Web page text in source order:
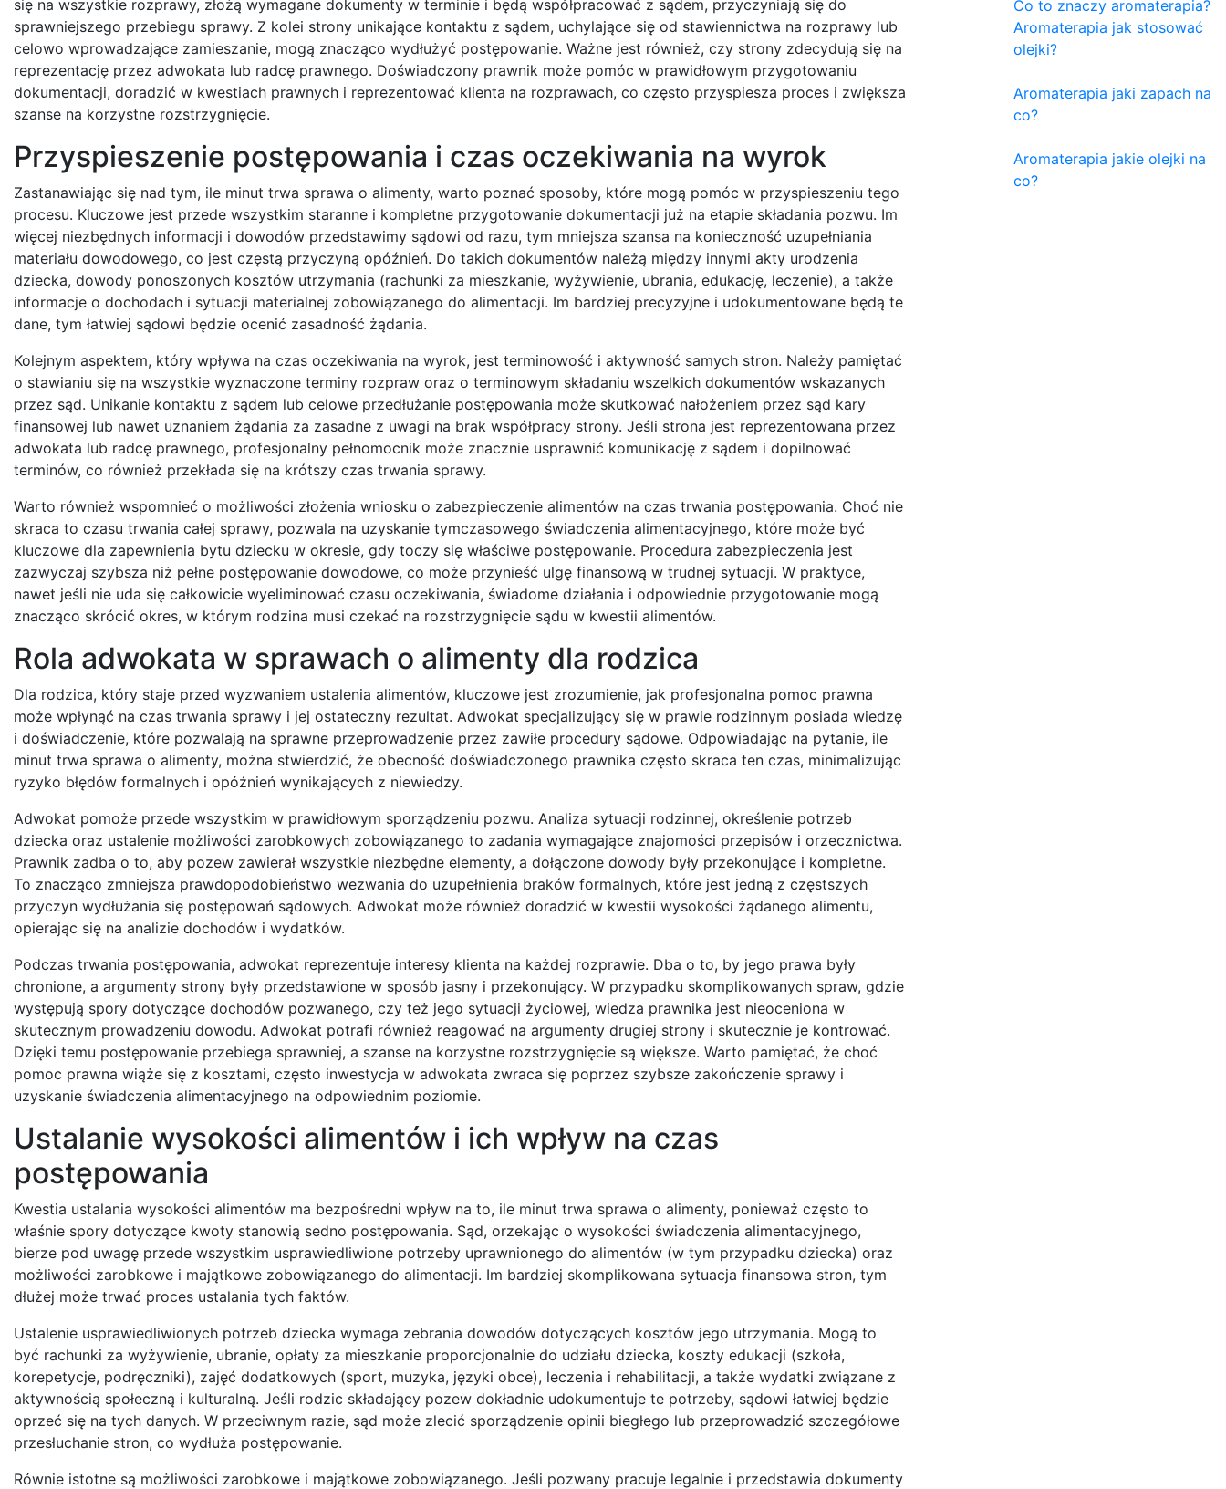
się na wszystkie rozprawy, złożą wymagane dokumenty w terminie i będą współpracować z sądem, przyczyniają się do
sprawniejszego przebiegu sprawy. Z kolei strony unikające kontaktu z sądem, uchylające się od stawiennictwa na rozprawy lub
celowo wprowadzające zamieszanie, mogą znacząco wydłużyć postępowanie. Ważne jest również, czy strony zdecydują się na
reprezentację przez adwokata lub radcę prawnego. Doświadczony prawnik może pomóc w prawidłowym przygotowaniu
dokumentacji, doradzić w kwestiach prawnych i reprezentować klienta na rozprawach, co często przyspiesza proces i zwiększa
szanse na korzystne rozstrzygnięcie.
Przyspieszenie postępowania i czas oczekiwania na wyrok
Zastanawiając się nad tym, ile minut trwa sprawa o alimenty, warto poznać sposoby, które mogą pomóc w przyspieszeniu tego
procesu. Kluczowe jest przede wszystkim staranne i kompletne przygotowanie dokumentacji już na etapie składania pozwu. Im
więcej niezbędnych informacji i dowodów przedstawimy sądowi od razu, tym mniejsza szansa na konieczność uzupełniania
materiału dowodowego, co jest częstą przyczyną opóźnień. Do takich dokumentów należą między innymi akty urodzenia
dziecka, dowody ponoszonych kosztów utrzymania (rachunki za mieszkanie, wyżywienie, ubrania, edukację, leczenie), a także
informacje o dochodach i sytuacji materialnej zobowiązanego do alimentacji. Im bardziej precyzyjne i udokumentowane będą te
dane, tym łatwiej sądowi będzie ocenić zasadność żądania.
Kolejnym aspektem, który wpływa na czas oczekiwania na wyrok, jest terminowość i aktywność samych stron. Należy pamiętać
o stawianiu się na wszystkie wyznaczone terminy rozpraw oraz o terminowym składaniu wszelkich dokumentów wskazanych
przez sąd. Unikanie kontaktu z sądem lub celowe przedłużanie postępowania może skutkować nałożeniem przez sąd kary
finansowej lub nawet uznaniem żądania za zasadne z uwagi na brak współpracy strony. Jeśli strona jest reprezentowana przez
adwokata lub radcę prawnego, profesjonalny pełnomocnik może znacznie usprawnić komunikację z sądem i dopilnować
terminów, co również przekłada się na krótszy czas trwania sprawy.
Warto również wspomnieć o możliwości złożenia wniosku o zabezpieczenie alimentów na czas trwania postępowania. Choć nie
skraca to czasu trwania całej sprawy, pozwala na uzyskanie tymczasowego świadczenia alimentacyjnego, które może być
kluczowe dla zapewnienia bytu dziecku w okresie, gdy toczy się właściwe postępowanie. Procedura zabezpieczenia jest
zazwyczaj szybsza niż pełne postępowanie dowodowe, co może przynieść ulgę finansową w trudnej sytuacji. W praktyce,
nawet jeśli nie uda się całkowicie wyeliminować czasu oczekiwania, świadome działania i odpowiednie przygotowanie mogą
znacząco skrócić okres, w którym rodzina musi czekać na rozstrzygnięcie sądu w kwestii alimentów.
Rola adwokata w sprawach o alimenty dla rodzica
Dla rodzica, który staje przed wyzwaniem ustalenia alimentów, kluczowe jest zrozumienie, jak profesjonalna pomoc prawna
może wpłynąć na czas trwania sprawy i jej ostateczny rezultat. Adwokat specjalizujący się w prawie rodzinnym posiada wiedzę
i doświadczenie, które pozwalają na sprawne przeprowadzenie przez zawiłe procedury sądowe. Odpowiadając na pytanie, ile
minut trwa sprawa o alimenty, można stwierdzić, że obecność doświadczonego prawnika często skraca ten czas, minimalizując
ryzyko błędów formalnych i opóźnień wynikających z niewiedzy.
Adwokat pomoże przede wszystkim w prawidłowym sporządzeniu pozwu. Analiza sytuacji rodzinnej, określenie potrzeb
dziecka oraz ustalenie możliwości zarobkowych zobowiązanego to zadania wymagające znajomości przepisów i orzecznictwa.
Prawnik zadba o to, aby pozew zawierał wszystkie niezbędne elementy, a dołączone dowody były przekonujące i kompletne.
To znacząco zmniejsza prawdopodobieństwo wezwania do uzupełnienia braków formalnych, które jest jedną z częstszych
przyczyn wydłużania się postępowań sądowych. Adwokat może również doradzić w kwestii wysokości żądanego alimentu,
opierając się na analizie dochodów i wydatków.
Podczas trwania postępowania, adwokat reprezentuje interesy klienta na każdej rozprawie. Dba o to, by jego prawa były
chronione, a argumenty strony były przedstawione w sposób jasny i przekonujący. W przypadku skomplikowanych spraw, gdzie
występują spory dotyczące dochodów pozwanego, czy też jego sytuacji życiowej, wiedza prawnika jest nieoceniona w
skutecznym prowadzeniu dowodu. Adwokat potrafi również reagować na argumenty drugiej strony i skutecznie je kontrować.
Dzięki temu postępowanie przebiega sprawniej, a szanse na korzystne rozstrzygnięcie są większe. Warto pamiętać, że choć
pomoc prawna wiąże się z kosztami, często inwestycja w adwokata zwraca się poprzez szybsze zakończenie sprawy i
uzyskanie świadczenia alimentacyjnego na odpowiednim poziomie.
Ustalanie wysokości alimentów i ich wpływ na czas
postępowania
Kwestia ustalania wysokości alimentów ma bezpośredni wpływ na to, ile minut trwa sprawa o alimenty, ponieważ często to
właśnie spory dotyczące kwoty stanowią sedno postępowania. Sąd, orzekając o wysokości świadczenia alimentacyjnego,
bierze pod uwagę przede wszystkim usprawiedliwione potrzeby uprawnionego do alimentów (w tym przypadku dziecka) oraz
możliwości zarobkowe i majątkowe zobowiązanego do alimentacji. Im bardziej skomplikowana sytuacja finansowa stron, tym
dłużej może trwać proces ustalania tych faktów.
Ustalenie usprawiedliwionych potrzeb dziecka wymaga zebrania dowodów dotyczących kosztów jego utrzymania. Mogą to
być rachunki za wyżywienie, ubranie, opłaty za mieszkanie proporcjonalnie do udziału dziecka, koszty edukacji (szkoła,
korepetycje, podręczniki), zajęć dodatkowych (sport, muzyka, języki obce), leczenia i rehabilitacji, a także wydatki związane z
aktywnością społeczną i kulturalną. Jeśli rodzic składający pozew dokładnie udokumentuje te potrzeby, sądowi łatwiej będzie
oprzeć się na tych danych. W przeciwnym razie, sąd może zlecić sporządzenie opinii biegłego lub przeprowadzić szczegółowe
przesłuchanie stron, co wydłuża postępowanie.
Równie istotne są możliwości zarobkowe i majątkowe zobowiązanego. Jeśli pozwany pracuje legalnie i przedstawia dokumenty
Co to znaczy aromaterapia?
Aromaterapia jak stosować
olejki?
Aromaterapia jaki zapach na
co?
Aromaterapia jakie olejki na
co?